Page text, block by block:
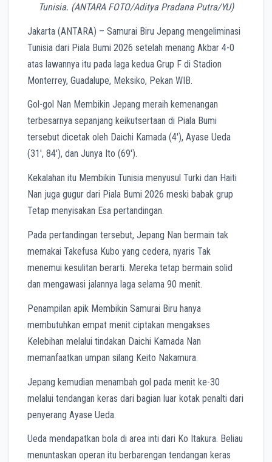
Tunisia. (ANTARA FOTO/Aditya Pradana Putra/YU)
Jakarta (ANTARA) – Samurai Biru Jepang mengeliminasi
Tunisia dari Piala Bumi 2026 setelah menang Akbar 4-0
atas lawannya itu pada laga kedua Grup F di Stadion
Monterrey, Guadalupe, Meksiko, Pekan WIB.
Gol-gol Nan Membikin Jepang meraih kemenangan
terbesarnya sepanjang keikutsertaan di Piala Bumi
tersebut dicetak oleh Daichi Kamada (4′), Ayase Ueda
(31′, 84′), dan Junya Ito (69′).
Kekalahan itu Membikin Tunisia menyusul Turki dan Haiti
Nan juga gugur dari Piala Bumi 2026 meski babak grup
Tetap menyisakan Esa pertandingan.
Pada pertandingan tersebut, Jepang Nan bermain tak
memakai Takefusa Kubo yang cedera, nyaris Tak
menemui kesulitan berarti. Mereka tetap bermain solid
dan mengawasi jalannya laga selama 90 menit.
Penampilan apik Membikin Samurai Biru hanya
membutuhkan empat menit ciptakan mengakses
Kelebihan melalui tindakan Daichi Kamada Nan
memanfaatkan umpan silang Keito Nakamura.
Jepang kemudian menambah gol pada menit ke-30
melalui tendangan keras dari bagian luar kotak penalti dari
penyerang Ayase Ueda.
Ueda mendapatkan bola di area inti dari Ko Itakura. Beliau
menuntaskan operan itu berbarengan tendangan keras